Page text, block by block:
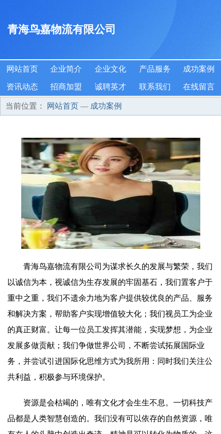
青海鸟嘉物流有限公司
网站首页 企业简介 企业文化 产品服务 成功案例
资讯动态 招商加盟 诚聘英才 联系我们 在线留言
当前位置： 网站首页 — 成功案例
青海鸟嘉物流有限公司为谋求长久的发展与繁荣，我们
以诚信为本，视诚信为生存发展的牢固基石，我们置客户于
重中之重，我们不遗余力地为客户提供较优良的产品、服务
和解决方案，帮助客户实现增值较大化；我们视员工为企业
的真正财富。让每一位员工发挥其潜能，实现梦想，为企业
发展多做贡献；我们争做世界公司，不断尝试拓展国际业
务，并尝试引进国际化思维方式为我所用：同时我们关注公
共利益，积极参与环境保护。
资源是会枯竭的，唯有文化才会生生不息。一切科技产
品都是人类智慧创造的。我们没有可以依存的自然资源，唯